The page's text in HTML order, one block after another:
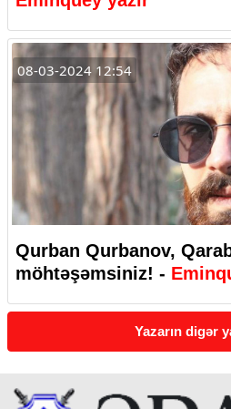
08-03-2024 12:54
Qurban Qurbanov,
möhtəşəmsiniz! -
Yazarın digər